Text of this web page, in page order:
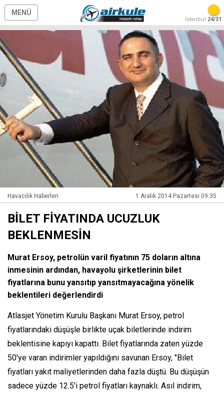
MENÜ
İstanbul 24/31
Havacılık Haberleri 1 Aralık 2014 Pazartesi 09:35
BİLET FİYATINDA UCUZLUK
BEKLENMESİN
Murat Ersoy, petrolün varil fiyatının 75 doların altına
inmesinin ardından, havayolu şirketlerinin bilet
fiyatlarına bunu yansıtıp yansıtmayacağına yönelik
beklentileri değerlendirdi
Atlasjet Yönetim Kurulu Başkanı Murat Ersoy, petrol
fiyatlarındaki düşüşle birlikte uçak biletlerinde indirim
beklentisine kapıyı kapattı. Bilet fiyatlarında zaten yüzde
50'ye varan indirimler yapıldığını savunan Ersoy, "Bilet
fiyatları yakıt maliyetlerinden daha fazla düştü. Bu düşüşün
sadece yüzde 12.5'i petrol fiyatları kaynaklı. Asıl indirim,